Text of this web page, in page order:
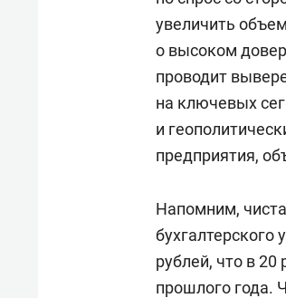
увеличить
о высоком
проводит
на ключевых
и
предприятия,
Напомним,
бухгалтерского
рублей, что в
прошлого года.